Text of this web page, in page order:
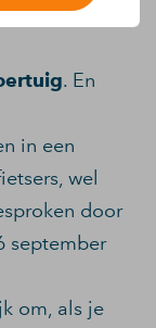
. En
in een
wel
door
september
om, als je